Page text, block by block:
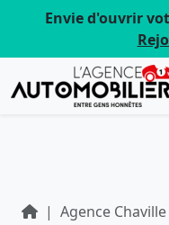
Envie d'ouvrir
Agence Chaville